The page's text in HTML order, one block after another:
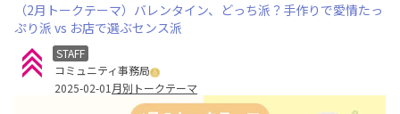
（2月トークテーマ）バレンタイン、どっち派？手作りで愛情たっ
ぷり派 vs お店で選ぶセンス派
STAFF
コミュニティ事務局
2025-02-01 月別トークテーマ